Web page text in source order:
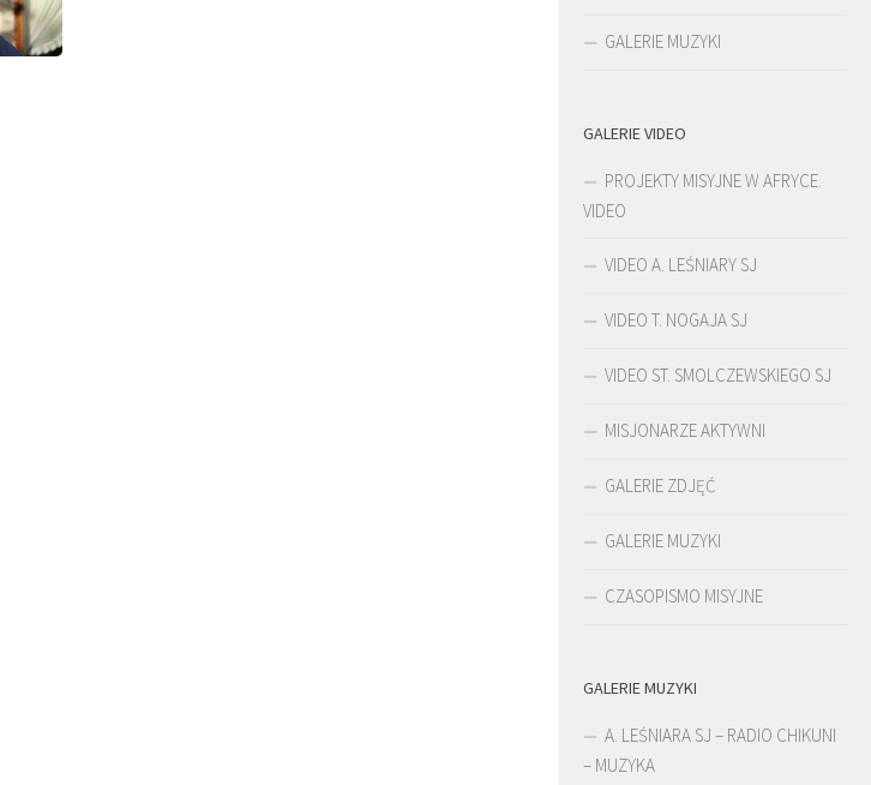
GALERIE MUZYKI
GALERIE VIDEO
PROJEKTY MISYJNE W AFRYCE.
VIDEO
VIDEO A. LEŚNIARY SJ
VIDEO T. NOGAJA SJ
VIDEO ST. SMOLCZEWSKIEGO SJ
MISJONARZE AKTYWNI
GALERIE ZDJĘĆ
GALERIE MUZYKI
CZASOPISMO MISYJNE
GALERIE MUZYKI
A. LEŚNIARA SJ – RADIO CHIKUNI
– MUZYKA